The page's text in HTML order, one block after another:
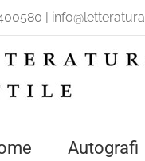
|
Autografi